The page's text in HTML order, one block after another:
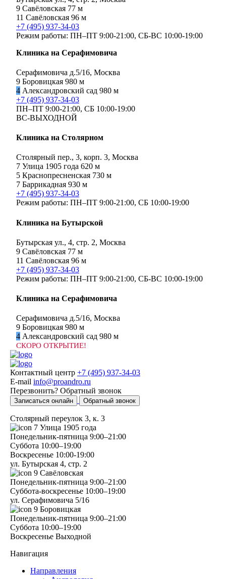
9 Савёловская 77 м
11 Савёловская 96 м
+7 (495) 937-34-03
Режим работы: ПН–ПТ 9:00-21:00, СБ-ВС 10:00-19:00
Клиника на Серафимовича
Серафимовича д.5/16, Москва
9 Боровицкая 980 м
4 Александровский сад 980 м
+7 (495) 937-34-03
ПН–ПТ 9:00-21:00, СБ 10:00-19:00
ВС-ВЫХОДНОЙ
Клиника на Столярном
Столярный пер., 3, корп. 3, Москва
7 Улица 1905 года 620 м
5 Краснопресненская 730 м
7 Баррикадная 930 м
+7 (495) 937-34-03
Режим работы: ПН–ПТ 9:00-21:00, СБ 10:00-19:00
Клиника на Бутырской
Бутырская ул., 4, стр. 2, Москва
9 Савёловская 77 м
11 Савёловская 96 м
+7 (495) 937-34-03
Режим работы: ПН–ПТ 9:00-21:00, СБ-ВС 10:00-19:00
Клиника на Серафимовича
Серафимовича д.5/16, Москва
9 Боровицкая 980 м
4 Александровский сад 980 м
СКОРО ОТКРЫТИЕ!
Контактный центр +7 (495) 937-34-03
E-mail info@proandro.ru
Перезвонить? Обратный звонок
Записаться онлайн Обратный звонок
Столярный переулок 3, к. 3
7 Улица 1905 года
Понедельник-пятница 9:00–21:00
Суббота 10:00–19:00
Воскресенье 10:00-19:00
ул. Бутырская 4, стр. 2
9 Савёловская
Понедельник-пятница 9:00–21:00
Суббота-воскресенье 10:00–19:00
ул. Серафимовича 5/16
9 Боровицкая
Понедельник-пятница 9:00–21:00
Суббота 10:00–19:00
Воскресенье Выходной
Навигация
Направления